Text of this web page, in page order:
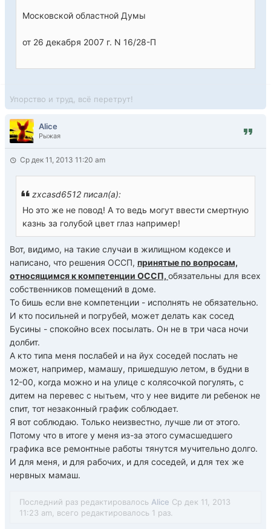
Московской областной Думы
от 26 декабря 2007 г. N 16/28-П
Упорство и труд, всё перетрут!
Alice
Рыжая
Ср дек 11, 2013 11:20 am
zxcasd6512 писал(а):
Но это же не повод! А то ведь могут ввести смертную
казнь за голубой цвет глаз например!
Вот, видимо, на такие случаи в жилищном кодексе и
написано, что решения ОССП, принятые по вопросам,
относящимся к компетенции ОССП, обязательны для всех
собственников помещений в доме.
То бишь если вне компетенции - исполнять не обязательно.
И кто посильней и погрубей, может делать как сосед
Бусины - спокойно всех посылать. Он не в три часа ночи
долбит.
А кто типа меня послабей и на йух соседей послать не
может, например, мамашу, пришедшую летом, в будни в
12-00, когда можно и на улице с колясочкой погулять, с
дитем на перевес с нытьем, что у нее видите ли ребенок не
спит, тот незаконный график соблюдает.
Я вот соблюдаю. Только неизвестно, лучше ли от этого.
Потому что в итоге у меня из-за этого сумасшедшего
графика все ремонтные работы тянутся мучительно долго.
И для меня, и для рабочих, и для соседей, и для тех же
нервных мамаш.
Последний раз редактировалось Alice Ср дек 11, 2013
11:23 am, всего редактировалось 1 раз.